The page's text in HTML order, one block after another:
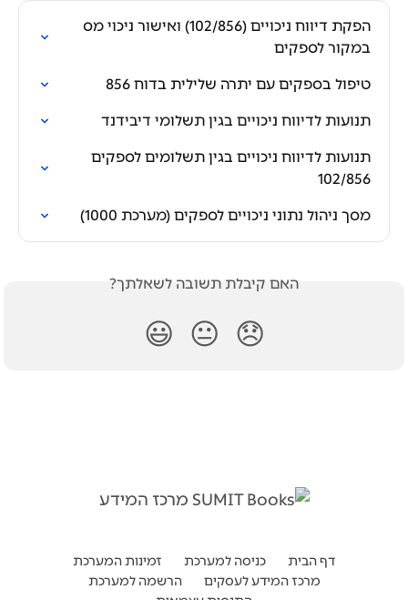
הפקת דיווח ניכויים (102/856) ואישור ניכוי מס
במקור לספקים
טיפול בספקים עם יתרה שלילית בדוח 856
תנועות לדיווח ניכויים בגין תשלומי דיבידנד
תנועות לדיווח ניכויים בגין תשלומים לספקים
102/856
מסך ניהול נתוני ניכויים לספקים (מערכת 1000)
האם קיבלת תשובה לשאלתך?
😞
😐
😃
דף הבית כניסה למערכת
זמינות המערכת
מרכז המידע לעסקים
הרשמה למערכת